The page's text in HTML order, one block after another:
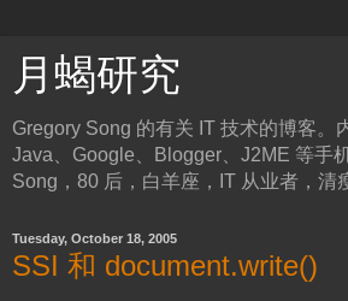
月蝎研究
Gregory Song 的有关 IT 技术的博客。
Java、Google、Blogger、J2ME 等手
Song，80 后，白羊座，IT 从业者，清
Tuesday, October 18, 2005
SSI 和 document.write()